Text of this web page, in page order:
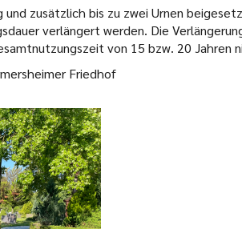
und zusätzlich bis zu zwei Urnen
verlängert werden. Die
von 15 bzw. 20 Jahren
Friedhof